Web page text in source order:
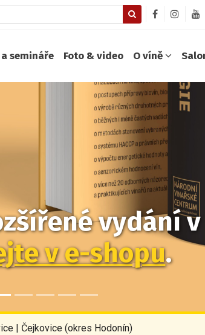
semináře Foto & video O víně
vydání
v e-shopu.
| Čejkovice (okres Hodonín)